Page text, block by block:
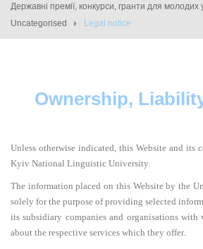
Державні премії, конкурси, гранти для молодих
Uncategorised
Legal notice
Ownership,
Unless otherwise indicated, this Website and its
Kyiv National Linguistic University.
The information placed on this Website by the
solely for the purpose of providing selected
its subsidiary companies and organisations with
about the respective services which they offer.